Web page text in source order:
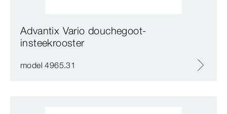
Advantix Vario douchegoot-
insteekrooster
model 4965.31